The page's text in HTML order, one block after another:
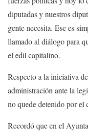
diputadas y nuestros
gente necesita. Ese es
llamado al diálogo para
el edil capitalino.
Respecto a la iniciativa
administración ante la
no quede detenido por
Recordó que en el